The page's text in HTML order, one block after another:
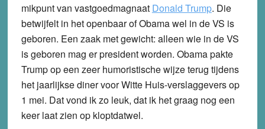
mikpunt van vastgoedmagnaat Donald Trump. Die
betwijfelt in het openbaar of Obama wel in de VS is
geboren. Een zaak met gewicht: alleen wie in de VS
is geboren mag er president worden. Obama pakte
Trump op een zeer humoristische wijze terug tijdens
het jaarlijkse diner voor Witte Huis-verslaggevers op
1 mei. Dat vond ik zo leuk, dat ik het graag nog een
keer laat zien op kloptdatwel.